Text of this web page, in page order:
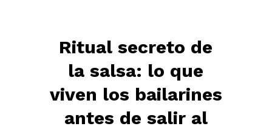
Ritual secreto de
la salsa: lo que
viven los bailarines
antes de salir al